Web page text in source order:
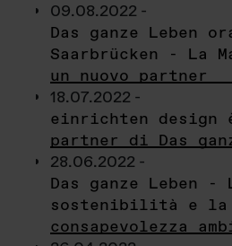
09.08.2022 -
Das ganze Leben
Saarbrücken - La
un nuovo partner
18.07.2022 -
einrichten design
partner di Das
28.06.2022 -
Das ganze Leben -
sostenibilità e la
consapevolezza